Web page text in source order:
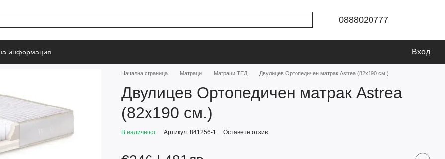
0888020777
информация Вход
Начална страница Матраци Матраци ТЕД Двулицев Ортопедичен матрак Astrea (82х190 см.)
Двулицев Ортопедичен матрак Astrea
(82х190 см.)
В наличност Артикул: 841256-1 Оставете отзив